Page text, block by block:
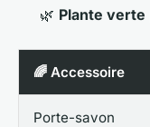
🌿 Plante verte
🌈 Accessoire
Porte-savon